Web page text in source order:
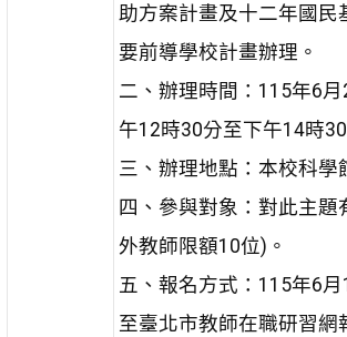
助方案計畫及十二年國民
要前導學校計畫辦理。
二、辦理時間：115年6
午12時30分至下午14時30
三、辦理地點：本校科學
四、參與對象：對此主題
外教師限額10位)。
五、報名方式：115年6
至臺北市教師在職研習網